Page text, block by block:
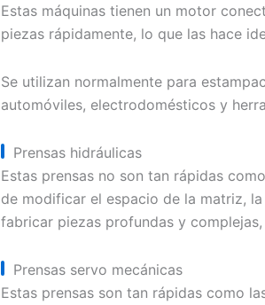
Estas máquinas tienen un motor
piezas rápidamente, lo que las hace
Se utilizan normalmente para
automóviles, electrodomésticos y
Prensas hidráulicas
Estas prensas no son tan rápidas
de modificar el espacio de la matriz,
fabricar piezas profundas y
Prensas servo mecánicas
Estas prensas son tan rápidas como